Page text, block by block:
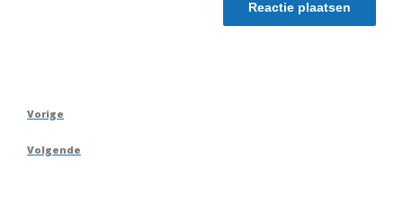
Berichtnavigatie
Vorig
Vorige
Volgend
Volgende